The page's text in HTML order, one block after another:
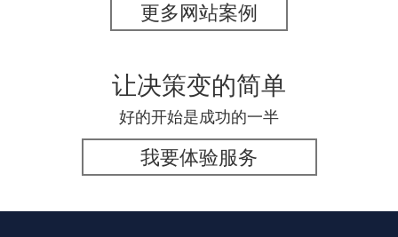
更多网站案例
让决策变的简单
好的开始是成功的一半
我要体验服务